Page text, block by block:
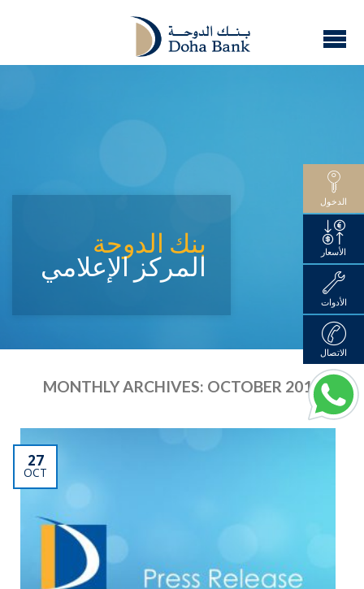
بنك الدوحة
المركز الإعلامي
MONTHLY ARCHIVES: OCTOBER 2014
27
OCT
الدخول
الأسعار
الأدوات
الاتصال